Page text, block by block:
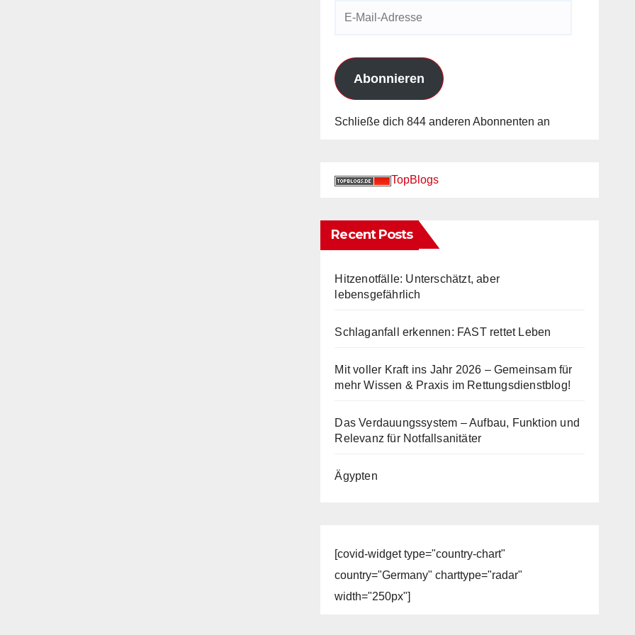
Abonnieren
Schließe dich 844 anderen Abonnenten an
TopBlogs
Recent Posts
Hitzenotfälle: Unterschätzt, aber
lebensgefährlich
Schlaganfall erkennen: FAST rettet Leben
Mit voller Kraft ins Jahr 2026 – Gemeinsam für
mehr Wissen & Praxis im Rettungsdienstblog!
Das Verdauungssystem – Aufbau, Funktion und
Relevanz für Notfallsanitäter
Ägypten
[covid-widget type="country-chart"
country="Germany" charttype="radar"
width="250px"]